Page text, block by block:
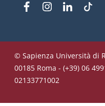
FacebookInstagram
Linkedin
© Sapienza Università di
00185 Roma - (+39) 06
02133771002